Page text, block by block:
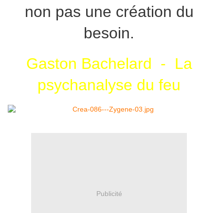
non pas une création du
besoin.
Gaston Bachelard - La
psychanalyse du feu
Publicité